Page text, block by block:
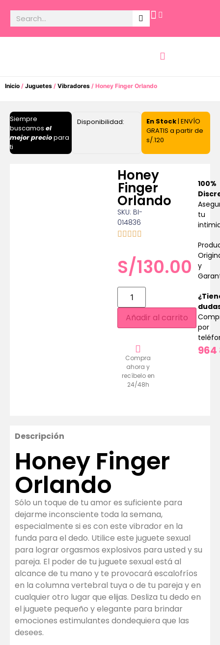
Inicio / Juguetes / Vibradores / Honey Finger Orlando
Siempre
buscamos el
mejor preciopara
ti
Disponibilidad: En Stock| ENVÍO
GRATIS a partir de
s/.120
Honey
Finger
Orlando
SKU: BI-
014836
S/130.00
Añadir al carrito
Compra
ahora y
recíbelo en
24/48h
100%
tu
y
por
964
Descripción
Honey Finger
Orlando
Sólo un toque de tu amor es suficiente para
dejarme inconsciente toda la semana,
especialmente si es con este vibrador en la
funda para el dedo. Utilice este juguete sexual
para lograr orgasmos explosivos para usted y su
pareja. El poder de tu juguete sexual está al
alcance de tu mano y te provocará escalofríos
en la columna vertebral tuya o de tu pareja y en
cualquier otro lugar que elijas. Desliza tu dedo en
el juguete pequeño y elegante para brindar
emociones estimulantes dondequiera que las
desees.